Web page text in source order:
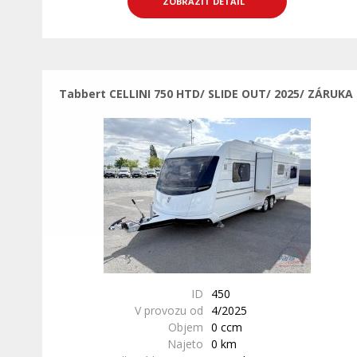
Tabbert CELLINI 750 HTD/ SLIDE OUT/ 2025/ ZÁRUKA
ID
450
V provozu od
4/2025
Objem 0 ccm
Najeto 0 km